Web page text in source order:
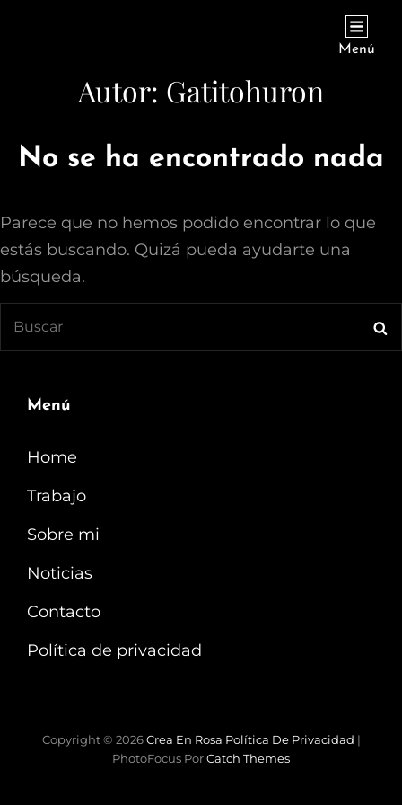
Este Es Mi Espacio Donde Muestro Mi Trabajo De Asesor De Imagen,
Menú
Autor: Gatitohuron
No se ha encontrado nada
Parece que no hemos podido encontrar lo que
estás buscando. Quizá pueda ayudarte una
búsqueda.
Menú
Home
Trabajo
Sobre mi
Noticias
Contacto
Política de privacidad
Copyright © 2026Crea En Rosa Política De Privacidad |
PhotoFocus PorCatch Themes